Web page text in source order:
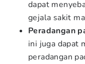
dapat
gejala sakit
Peradangan
ini juga dapat
peradangan